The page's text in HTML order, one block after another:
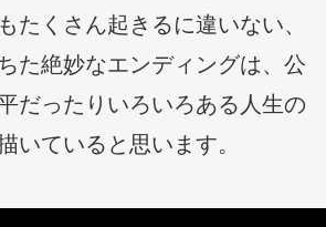
たくさん起きるに違いない、
た絶妙なエンディングは、公
だったりいろいろある人生の
いていると思います。